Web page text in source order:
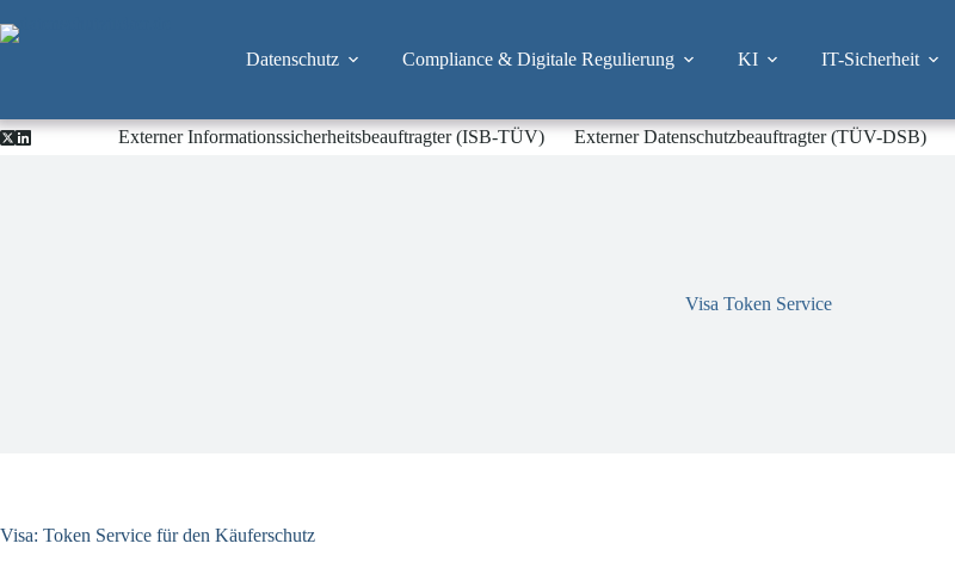
Inhalt
Datenschutz Compliance & Digitale Regulierung KI IT-Sicherheit
Externer Informationssicherheitsbeauftragter (ISB-TÜV) Externer Datenschutzbeauftragter (TÜV-DSB)
Visa Token Service
Visa: Token Service für den Käuferschutz